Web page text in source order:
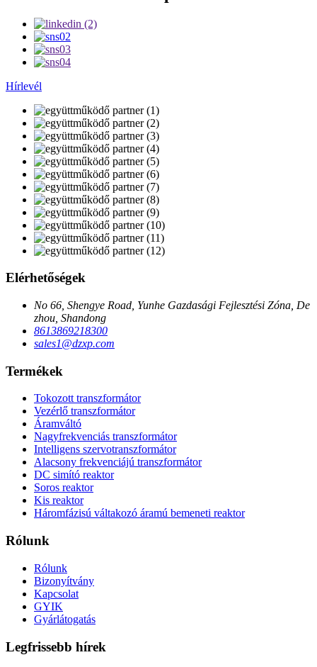
Hírlevél
Elérhetőségek
No 66, Shengye Road, Yunhe Gazdasági Fejlesztési Zóna, De
zhou, Shandong
8613869218300
sales1@dzxp.com
Termékek
Tokozott transzformátor
Vezérlő transzformátor
Áramváltó
Nagyfrekvenciás transzformátor
Intelligens szervotranszformátor
Alacsony frekvenciájú transzformátor
DC simító reaktor
Soros reaktor
Kis reaktor
Háromfázisú váltakozó áramú bemeneti reaktor
Rólunk
Rólunk
Bizonyítvány
Kapcsolat
GYIK
Gyárlátogatás
Legfrissebb hírek